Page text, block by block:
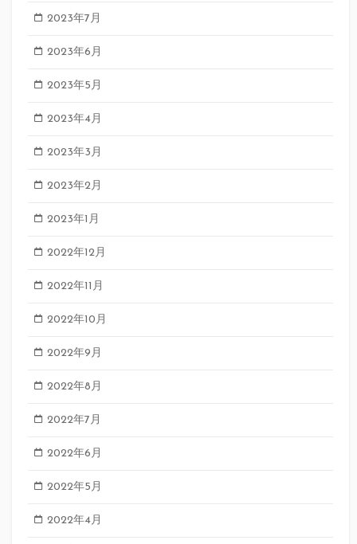
2023年7月
2023年6月
2023年5月
2023年4月
2023年3月
2023年2月
2023年1月
2022年12月
2022年11月
2022年10月
2022年9月
2022年8月
2022年7月
2022年6月
2022年5月
2022年4月